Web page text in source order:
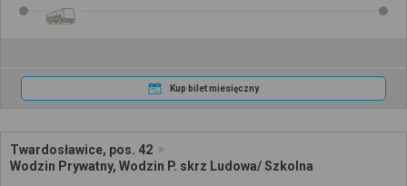
Kup bilet miesięczny
Twardosławice, pos. 42
Wodzin Prywatny, Wodzin P. skrz Ludowa/ Szkolna